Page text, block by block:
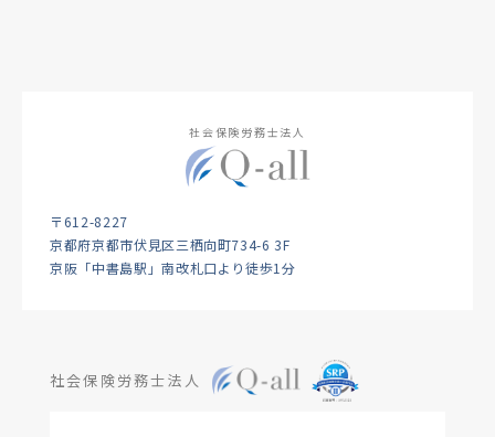
社会保険労務士法人
〒612-8227
京都府京都市伏見区三栖向町734-6 3F
京阪「中書島駅」南改札口より徒歩1分
社会保険労務士法人